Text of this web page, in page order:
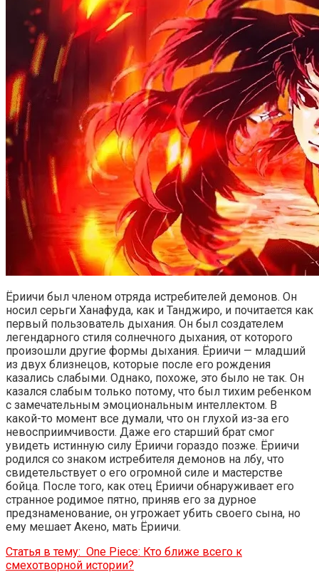
Ёриичи был членом отряда истребителей демонов. Он
носил серьги Ханафуда, как и Танджиро, и почитается как
первый пользователь дыхания. Он был создателем
легендарного стиля солнечного дыхания, от которого
произошли другие формы дыхания. Ёриичи — младший
из двух близнецов, которые после его рождения
казались слабыми. Однако, похоже, это было не так. Он
казался слабым только потому, что был тихим ребенком
с замечательным эмоциональным интеллектом. В
какой-то момент все думали, что он глухой из-за его
невосприимчивости. Даже его старший брат смог
увидеть истинную силу Ёриичи гораздо позже. Ёриичи
родился со знаком истребителя демонов на лбу, что
свидетельствует о его огромной силе и мастерстве
бойца. После того, как отец Ёриичи обнаруживает его
странное родимое пятно, приняв его за дурное
предзнаменование, он угрожает убить своего сына, но
ему мешает Акено, мать Ёриичи.
Статья в тему: One Piece: Кто ближе всего к
смехотворной истории?